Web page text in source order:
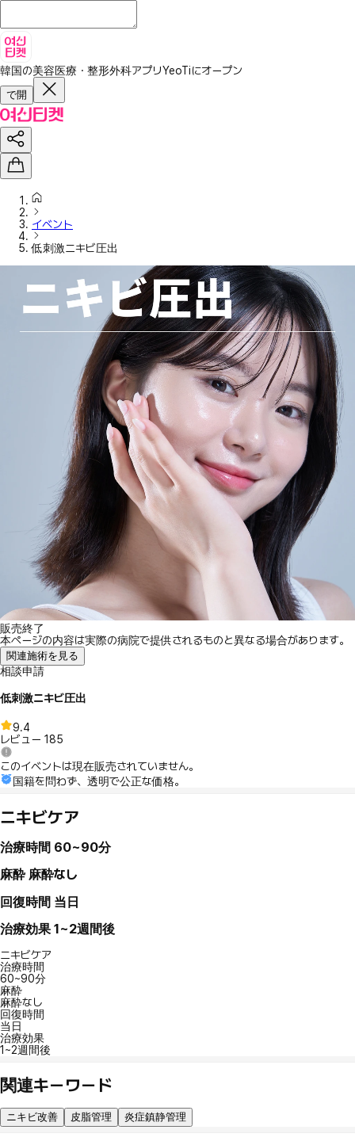
韓国の美容医療・整形外科アプリYeoTiにオープン
で開
イベント
低刺激ニキビ圧出
販売終了
本ページの内容は実際の病院で提供されるものと異なる場合があります。
関連施術を見る
相談申請
低刺激ニキビ圧出
9.4
レビュー 185
このイベントは現在販売されていません。
国籍を問わず、透明で公正な価格。
ニキビケア
治療時間 60~90分
麻酔 麻酔なし
回復時間 当日
治療効果 1~2週間後
ニキビケア
治療時間
60~90分
麻酔
麻酔なし
回復時間
当日
治療効果
1~2週間後
関連キーワード
ニキビ改善 皮脂管理 炎症鎮静管理